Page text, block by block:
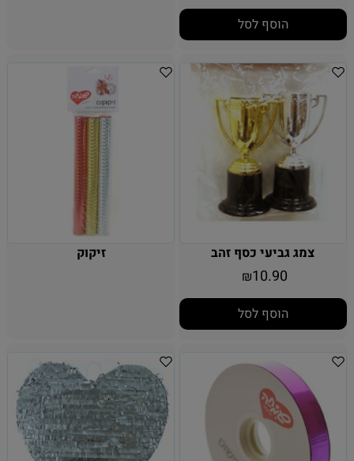
הוסף לסל
צמג גביעי כסף זהב
₪10.90
הוסף לסל
זיקוק